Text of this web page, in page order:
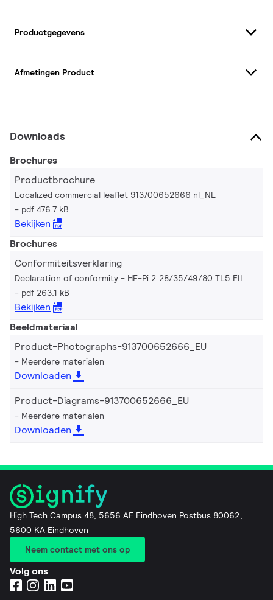
Productgegevens
Afmetingen Product
Downloads
Brochures
Productbrochure
Localized commercial leaflet 913700652666 nl_NL
pdf 476.7 kB
Bekijken
Brochures
Conformiteitsverklaring
Declaration of conformity - HF-Pi 2 28/35/49/80 TL5 EII
pdf 263.1 kB
Bekijken
Beeldmateriaal
Product-Photographs-913700652666_EU
Meerdere materialen
Downloaden
Product-Diagrams-913700652666_EU
Meerdere materialen
Downloaden
High Tech Campus 48, 5656 AE Eindhoven Postbus 80062,
5600 KA Eindhoven
Neem contact met ons op
Volg ons